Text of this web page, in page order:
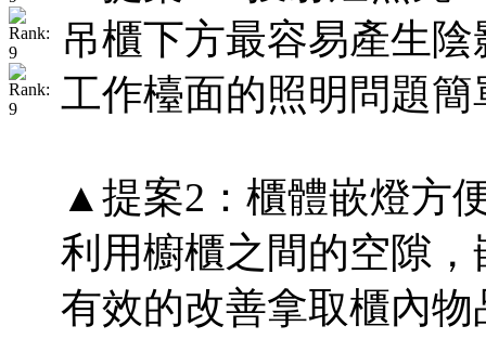
吊櫃下方最容易產生
工作檯面的照明問題簡
▲提案2：櫃體嵌燈方
利用櫥櫃之間的空隙
有效的改善拿取櫃內